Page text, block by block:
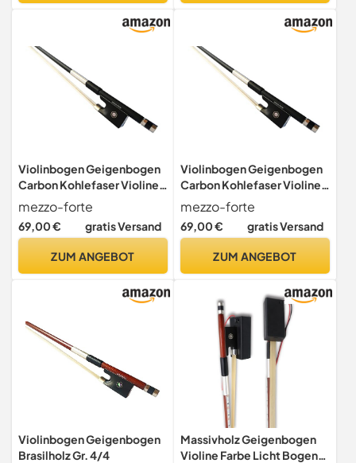
Violinbogen Geigenbogen
Carbon Kohlefaser Violine
Geige 1/2 mezzo-forte –
gerade, stabil, spielfreudig
mezzo-forte
69,00 € gratis Versand
ZUM ANGEBOT
Violinbogen Geigenbogen
Carbon Kohlefaser Violine
Geige 3/4 mezzo-forte –
gerade, stabil, spielfreudig
mezzo-forte
69,00 € gratis Versand
ZUM ANGEBOT
Violinbogen Geigenbogen
Brasilholz Gr. 4/4
Massivholz Geigenbogen
Violine Farbe Licht Bogen